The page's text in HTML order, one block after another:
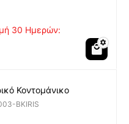
30 Ημερών:
Κοντομάνικο
BKIRIS